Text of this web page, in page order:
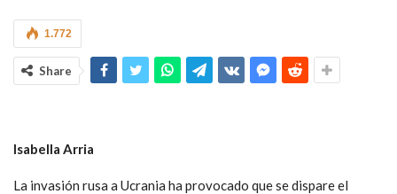
1.772
Share
Isabella Arria
La invasión rusa a Ucrania ha provocado que se dispare el